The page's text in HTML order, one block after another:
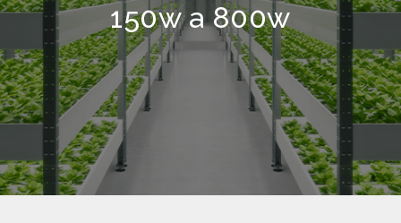
150w a 800w